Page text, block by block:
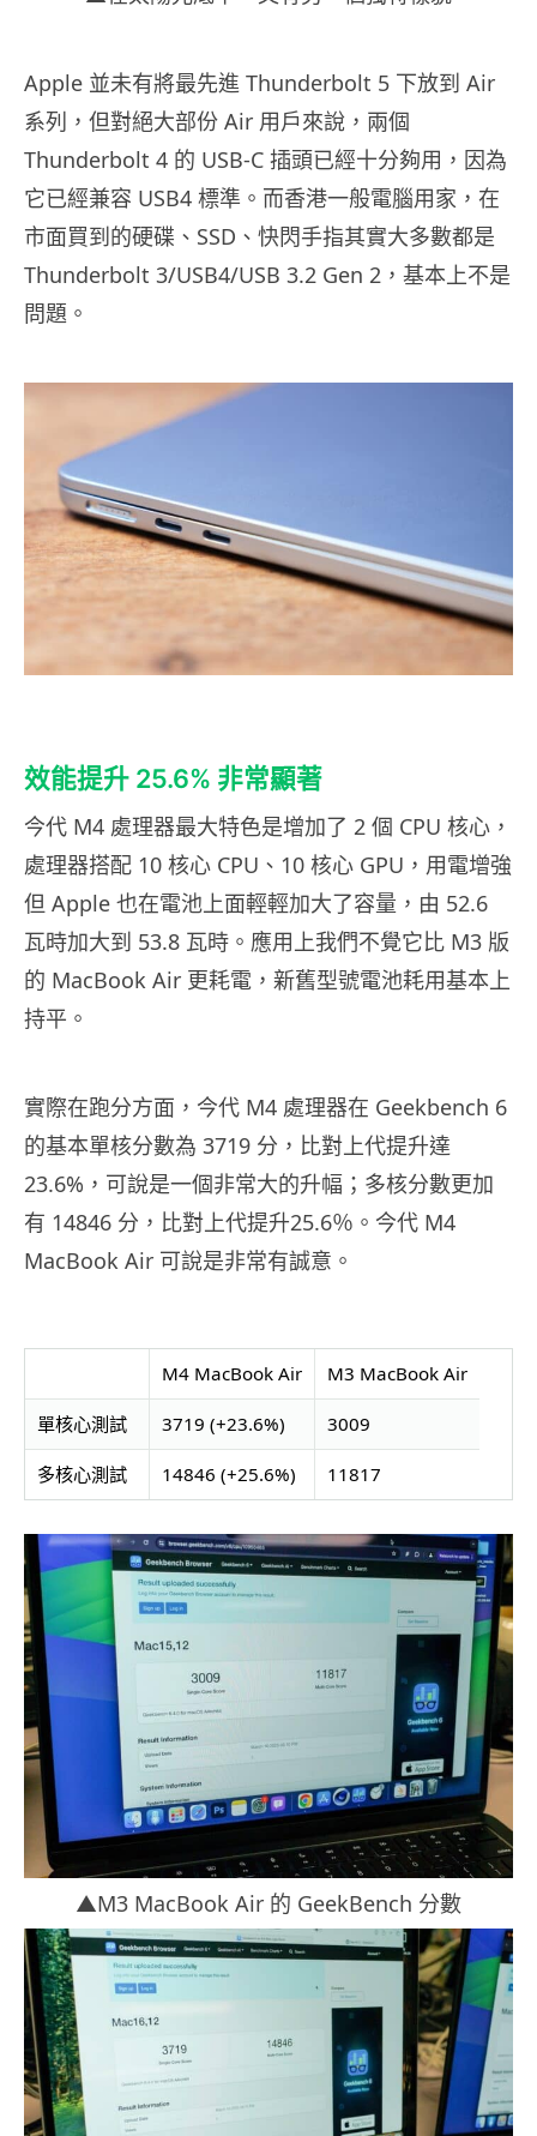
Apple 並未有將最先進 Thunderbolt 5 下放到 Air
系列，但對絕大部份 Air 用戶來說，兩個
Thunderbolt 4 的 USB-C 插頭已經十分夠用，因為
它已經兼容 USB4 標準。而香港一般電腦用家，在
市面買到的硬碟、SSD、快閃手指其實大多數都是
Thunderbolt 3/USB4/USB 3.2 Gen 2，基本上不是
問題。
效能提升 25.6% 非常顯著
今代 M4 處理器最大特色是增加了 2 個 CPU 核心，
處理器搭配 10 核心 CPU、10 核心 GPU，用電增強
但 Apple 也在電池上面輕輕加大了容量，由 52.6
瓦時加大到 53.8 瓦時。應用上我們不覺它比 M3 版
的 MacBook Air 更耗電，新舊型號電池耗用基本上
持平。
實際在跑分方面，今代 M4 處理器在 Geekbench 6
的基本單核分數為 3719 分，比對上代提升達
23.6%，可說是一個非常大的升幅；多核分數更加
有 14846 分，比對上代提升25.6％。今代 M4
MacBook Air 可說是非常有誠意。
M4 MacBook Air M3 MacBook Air
單核心測試 3719 (+23.6%) 3009
多核心測試 14846 (+25.6%) 11817
▲M3 MacBook Air 的 GeekBench 分數